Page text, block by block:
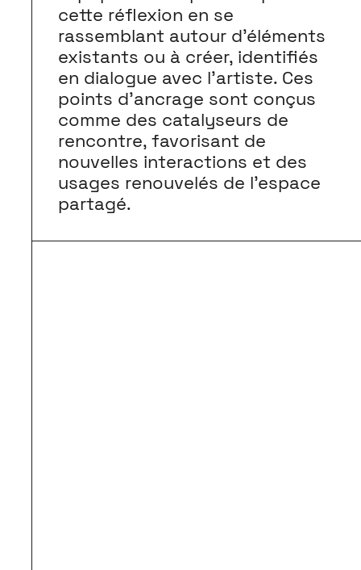
cette réflexion en se
rassemblant autour d’éléments
existants ou à créer, identifiés
en dialogue avec l’artiste. Ces
points d’ancrage sont conçus
comme des catalyseurs de
rencontre, favorisant de
nouvelles interactions et des
usages renouvelés de l’espace
partagé.